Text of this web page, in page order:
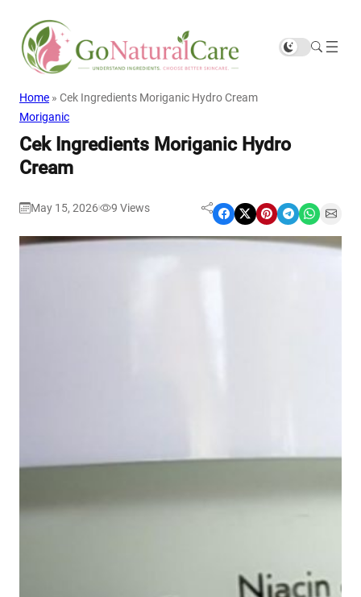
Home » Cek Ingredients Moriganic Hydro Cream
Moriganic
Cek Ingredients Moriganic Hydro
Cream
May 15, 2026 9 Views Share on Facebook Share on X Share on Pinterest Share on Telegram Share on WhatsApp Share on Email